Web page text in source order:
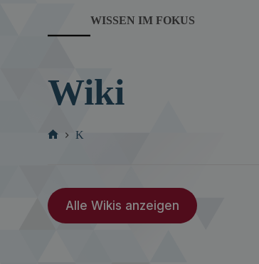
WISSEN IM FOKUS
Wiki
K
Alle Wikis anzeigen